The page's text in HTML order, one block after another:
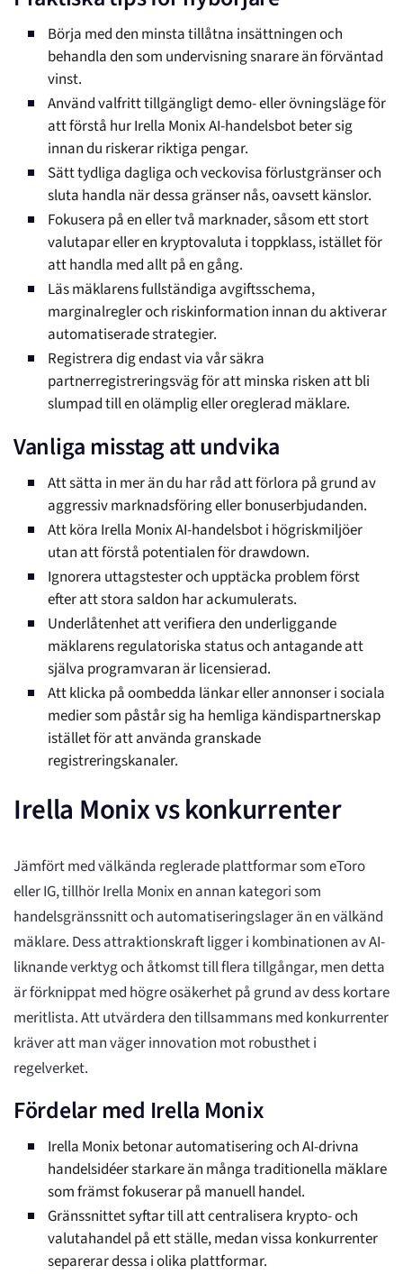
Börja med den minsta tillåtna insättningen och
behandla den som undervisning snarare än förväntad
vinst.
Använd valfritt tillgängligt demo- eller övningsläge för
att förstå hur Irella Monix AI-handelsbot beter sig
innan du riskerar riktiga pengar.
Sätt tydliga dagliga och veckovisa förlustgränser och
sluta handla när dessa gränser nås, oavsett känslor.
Fokusera på en eller två marknader, såsom ett stort
valutapar eller en kryptovaluta i toppklass, istället för
att handla med allt på en gång.
Läs mäklarens fullständiga avgiftsschema,
marginalregler och riskinformation innan du aktiverar
automatiserade strategier.
Registrera dig endast via vår säkra
partnerregistreringsväg för att minska risken att bli
slumpad till en olämplig eller oreglerad mäklare.
Vanliga misstag att undvika
Att sätta in mer än du har råd att förlora på grund av
aggressiv marknadsföring eller bonuserbjudanden.
Att köra Irella Monix AI-handelsbot i högriskmiljöer
utan att förstå potentialen för drawdown.
Ignorera uttagstester och upptäcka problem först
efter att stora saldon har ackumulerats.
Underlåtenhet att verifiera den underliggande
mäklarens regulatoriska status och antagande att
själva programvaran är licensierad.
Att klicka på oombedda länkar eller annonser i sociala
medier som påstår sig ha hemliga kändispartnerskap
istället för att använda granskade
registreringskanaler.
Irella Monix vs konkurrenter
Jämfört med välkända reglerade plattformar som eToro
eller IG, tillhör Irella Monix en annan kategori som
handelsgränssnitt och automatiseringslager än en välkänd
mäklare. Dess attraktionskraft ligger i kombinationen av AI-
liknande verktyg och åtkomst till flera tillgångar, men detta
är förknippat med högre osäkerhet på grund av dess kortare
meritlista. Att utvärdera den tillsammans med konkurrenter
kräver att man väger innovation mot robusthet i
regelverket.
Fördelar med Irella Monix
Irella Monix betonar automatisering och AI-drivna
handelsidéer starkare än många traditionella mäklare
som främst fokuserar på manuell handel.
Gränssnittet syftar till att centralisera krypto- och
valutahandel på ett ställe, medan vissa konkurrenter
separerar dessa i olika plattformar.